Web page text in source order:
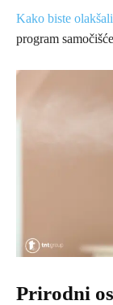
Kako biste
program
Prirodni